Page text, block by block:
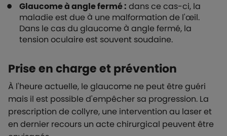
Glaucome à angle fermé : dans ce cas-ci, la
maladie est due à une malformation de l'œil.
Dans le cas du glaucome à angle fermé, la
tension oculaire est souvent soudaine.
Prise en charge et prévention
À l'heure actuelle, le glaucome ne peut être guéri
mais il est possible d'empêcher sa progression. La
prescription de collyre, une intervention au laser et
en dernier recours un acte chirurgical peuvent être